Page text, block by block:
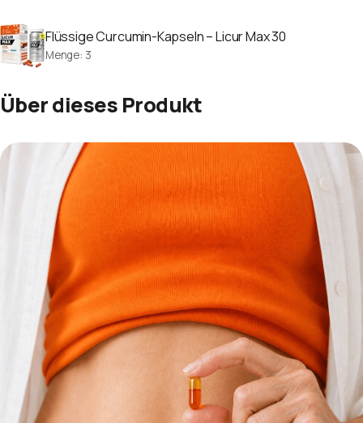
Flüssige Curcumin-Kapseln – Licur Max 30
Menge: 3
Über dieses Produkt